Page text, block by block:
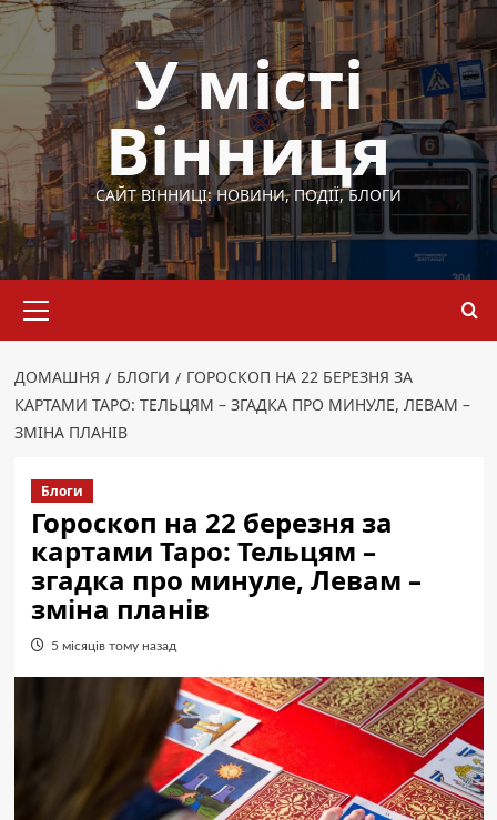
Перейти
до
вмісту
У місті
Вінниця
САЙТ ВІННИЦІ: НОВИНИ, ПОДІЇ, БЛОГИ
меню
ДОМАШНЯ БЛОГИ
ГОРОСКОП НА 22 БЕРЕЗНЯ ЗА
КАРТАМИ ТАРО: ТЕЛЬЦЯМ – ЗГАДКА ПРО МИНУЛЕ, ЛЕВАМ –
ЗМІНА ПЛАНІВ
Блоги
Гороскоп на 22 березня за
картами Таро: Тельцям –
згадка про минуле, Левам –
зміна планів
5 місяців тому назад